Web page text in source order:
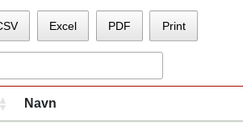
Excel PDF Print
Navn